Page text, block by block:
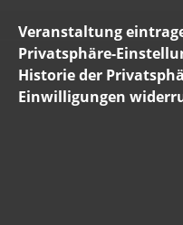
Veranstaltung
Privatsphäre-
Historie der
Einwilligungen